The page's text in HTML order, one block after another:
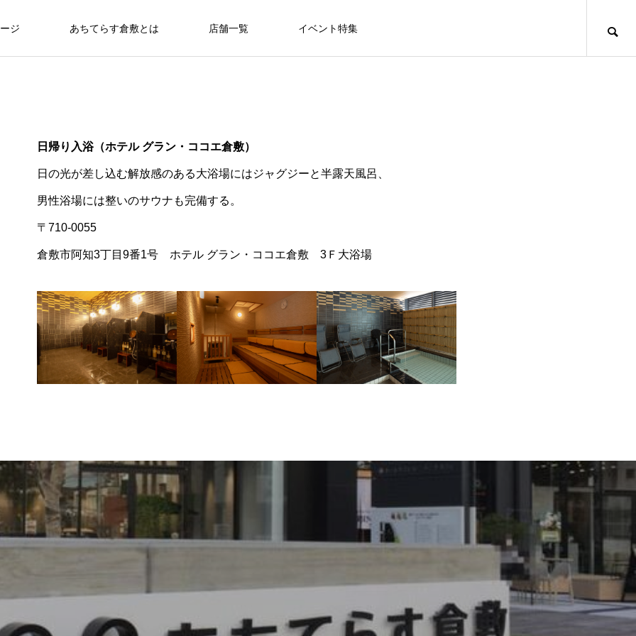
ジ あちてらす倉敷とは 店舗一覧 イベント特集
日帰り入浴（ホテル グラン・ココエ倉敷）
日の光が差し込む解放感のある大浴場にはジャグジーと半露天風呂、
男性浴場には整いのサウナも完備する。
〒710-0055
倉敷市阿知3丁目9番1号 ホテル グラン・ココエ倉敷 3Ｆ大浴場